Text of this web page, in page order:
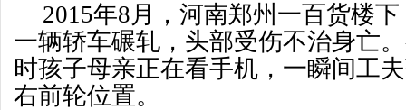
2015年8月，河南郑州一百货楼
一辆轿车碾轧，头部受伤不治身亡
时孩子母亲正在看手机，一瞬间工
右前轮位置。